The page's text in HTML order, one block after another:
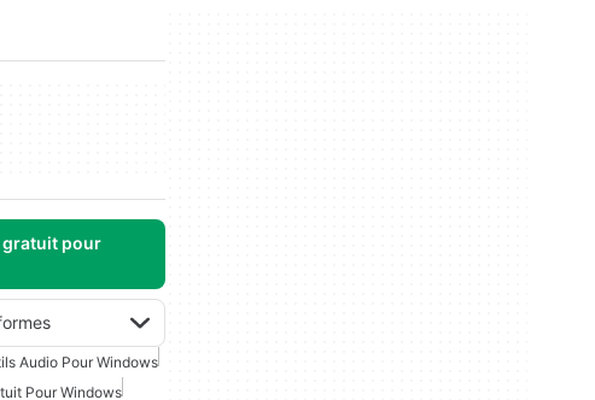
gratuit pour
Audio Pour Windows
Pour Windows